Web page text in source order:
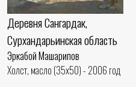
Деревня Сангардaк,
Сурхандарьинская область
Эркабой Машарипов
Холст, масло (35x50) - 2006 год